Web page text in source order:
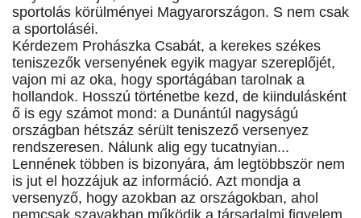
sportolás körülményei Magyarországon. S nem csak
a sportoláséi.
Kérdezem Prohászka Csabát, a kerekes székes
teniszezők versenyének egyik magyar szereplőjét,
vajon mi az oka, hogy sportágában tarolnak a
hollandok. Hosszú történetbe kezd, de kiindulásként
ő is egy számot mond: a Dunántúl nagyságú
országban hétszáz sérült teniszező versenyez
rendszeresen. Nálunk alig egy tucatnyian...
Lennének többen is bizonyára, ám legtöbbször nem
is jut el hozzájuk az információ. Azt mondja a
versenyző, hogy azokban az országokban, ahol